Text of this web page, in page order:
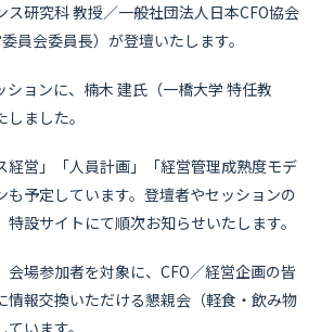
ス研究科 教授／一般社団法人日本CFO協会
員会委員長）が登壇いたします。
ョンに、楠木 建氏（一橋大学 特任教
ました。
経営」「人員計画」「経営管理成熟度モデ
も予定しています。登壇者やセッションの
設サイトにて順次お知らせいたします。
会場参加者を対象に、CFO／経営企画の皆
情報交換いただける懇親会（軽食・飲み物